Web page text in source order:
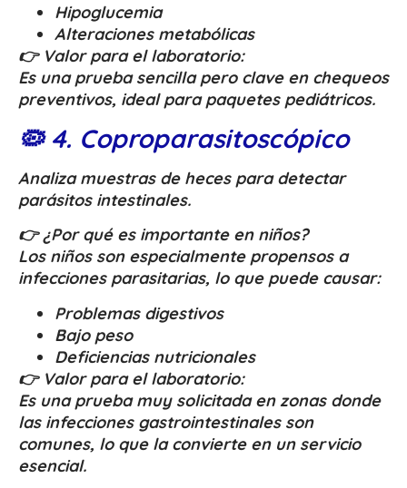
Hipoglucemia
Alteraciones metabólicas
👉 Valor para el laboratorio:
Es una prueba sencilla pero clave en chequeos
preventivos, ideal para paquetes pediátricos.
🦠 4. Coproparasitoscópico
Analiza muestras de heces para detectar
parásitos intestinales.
👉 ¿Por qué es importante en niños?
Los niños son especialmente propensos a
infecciones parasitarias, lo que puede causar:
Problemas digestivos
Bajo peso
Deficiencias nutricionales
👉 Valor para el laboratorio:
Es una prueba muy solicitada en zonas donde
las infecciones gastrointestinales son
comunes, lo que la convierte en un servicio
esencial.